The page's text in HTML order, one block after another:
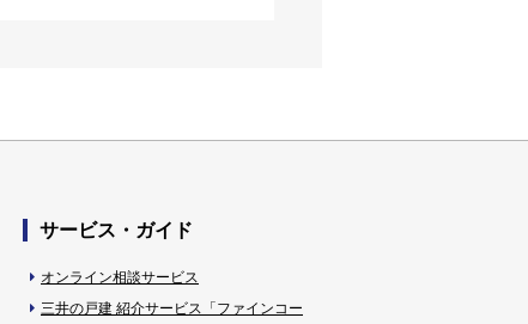
サービス・ガイド
オンライン相談サービス
三井の戸建 紹介サービス「ファインコー